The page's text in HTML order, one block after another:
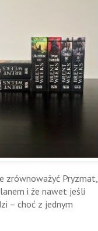
zrównoważyć Pryzmat,
i że nawet jeśli
– choć z jednym